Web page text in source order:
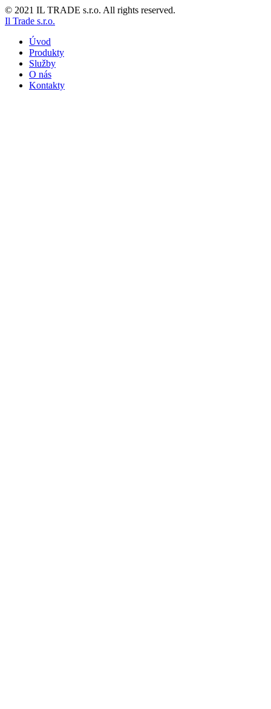
© 2021 IL TRADE s.r.o. All rights reserved.
Il Trade s.r.o.
Úvod
Produkty
Služby
O nás
Kontakty